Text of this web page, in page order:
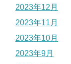
2023年12月
2023年11月
2023年10月
2023年9月